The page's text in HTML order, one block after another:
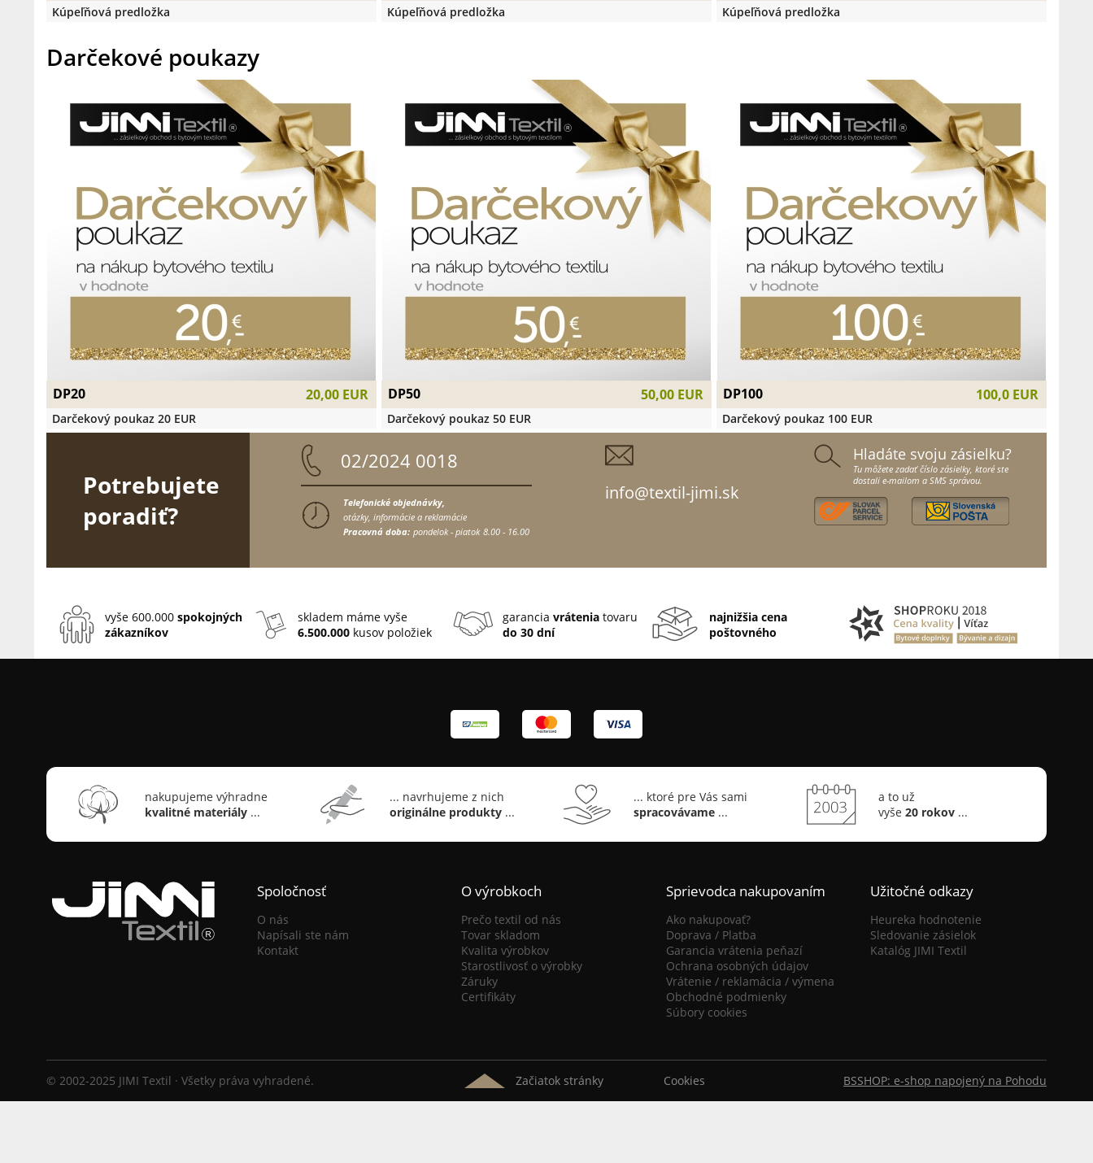
Kúpeľňová predložka Kúpeľňová predložka Kúpeľňová predložka
DP20 20,00 EUR
Darčekový poukaz 20 EUR
DP50 50,00 EUR
Darčekový poukaz 50 EUR
DP100 100,0 EUR
Darčekový poukaz 100 EUR
Darčekové poukazy
Potrebujete
poradiť?
02/2024 0018
Telefonické objednávky,
otázky, informácie a reklamácie
Pracovná doba: pondelok - piatok 8.00 - 16.00
info@textil-jimi.sk
Hladáte svoju zásielku?
Tu môžete zadať číslo zásielky, ktoré ste
dostali e-mailom a SMS správou.
vyše 600.000spokojných
zákazníkov
skladem máme vyše
6.500.000kusov položiek
garanciavrátenia tovaru
do 30 dní
najnižšia cena
poštovného
Spoločnosť
O nás
Napísali ste nám
Kontakt
O výrobkoch
Prečo textil od nás
Tovar skladom
Kvalita výrobkov
Starostlivosť o výrobky
Záruky
Certifikáty
Sprievodca nakupovaním
Ako nakupovať?
Doprava / Platba
Garancia vrátenia peňazí
Ochrana osobných údajov
Vrátenie / reklamácia / výmena
Obchodné podmienky
Súbory cookies
Užitočné odkazy
Heureka hodnotenie
Sledovanie zásielok
Katalóg JIMI Textil
© 2002-2025 JIMI Textil · Všetky práva vyhradené. Začiatok stránky BSSHOP: e-shop napojený na Pohodu
Cookies
nakupujeme výhradne
kvalitné materiály ...
... navrhujeme z nich
originálne produkty...
... ktoré pre Vás sami
spracovávame ...
a to už
vyše 20 rokov...